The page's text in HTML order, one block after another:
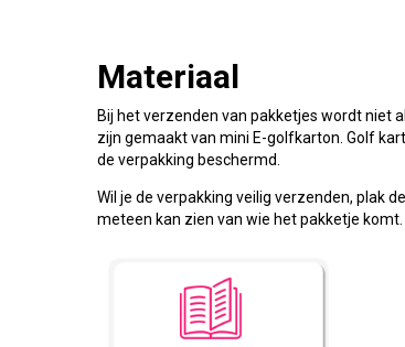
Materiaal
Bij het verzenden van pakketjes wordt niet
zijn gemaakt van mini E-golfkarton. Golf
de verpakking beschermd.
Wil je de verpakking veilig verzenden, plak
meteen kan zien van wie het pakketje